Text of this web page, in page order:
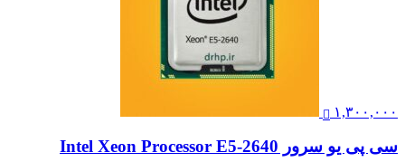
۱,۳۰۰,۰۰۰
سی پی یو سرور Intel Xeon Processor E5-2640